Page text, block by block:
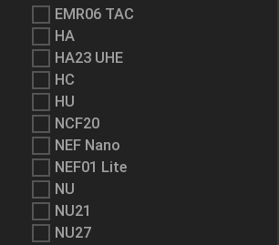
EMR06 TAC
HA
HA23 UHE
HC
HU
NCF20
NEF Nano
NEF01 Lite
NU
NU21
NU27